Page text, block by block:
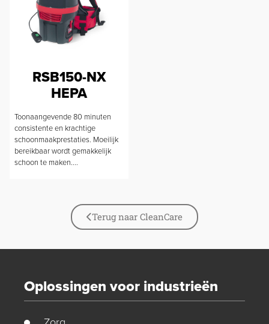
RSB150-NX
HEPA
Toonaangevende 80 minuten
consistente en krachtige
schoonmaakprestaties. Moeilijk
bereikbaar wordt gemakkelijk
schoon te maken....
Terug naar CleanCare
Oplossingen voor industrieën